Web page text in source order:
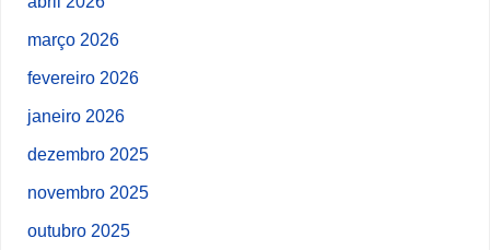
março 2026
fevereiro 2026
janeiro 2026
dezembro 2025
novembro 2025
outubro 2025